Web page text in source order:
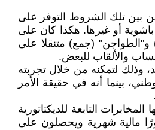
بين تلك الشروط التوفر على
باشوية أو غيرها. هكذا كان على
(جمع) متنقلا على
والألقاب للبعض.
وذلك لتمكنه من خلال تجربته
بينما أنه في حقيقة الأمر
التابعة للديكتاتورية
مالية شهرية ويحصلون على